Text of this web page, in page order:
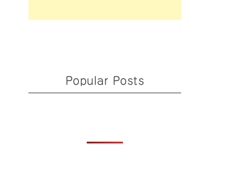
Popular Posts